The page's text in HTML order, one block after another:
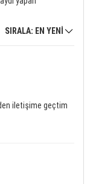
SIRALA: EN YENİ
iletişime geçtim